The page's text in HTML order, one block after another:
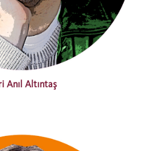
Anıl Altıntaş